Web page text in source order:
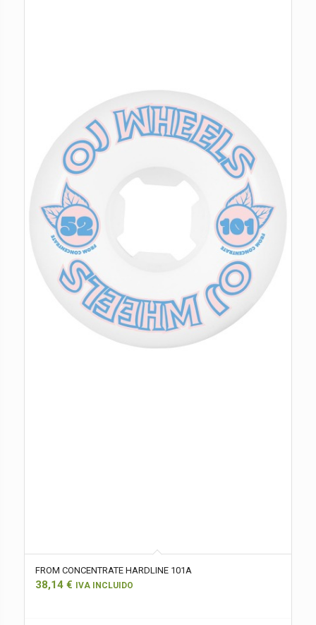
FROM CONCENTRATE HARDLINE 101A
38,14 € IVA INCLUIDO